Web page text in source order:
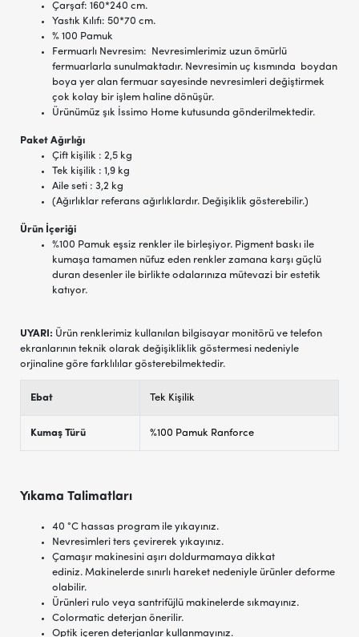
Çarşaf: 160*240 cm.
Yastık Kılıfı: 50*70 cm.
% 100 Pamuk
Fermuarlı Nevresim: Nevresimlerimiz uzun ömürlü
fermuarlarla sunulmaktadır. Nevresimin uç kısmında boydan
boya yer alan fermuar sayesinde nevresimleri değiştirmek
çok kolay bir işlem haline dönüşür.
Ürünümüz şık İssimo Home kutusunda gönderilmektedir.
Paket Ağırlığı
Çift kişilik : 2,5 kg
Tek kişilik : 1,9 kg
Aile seti : 3,2 kg
(Ağırlıklar referans ağırlıklardır. Değişiklik gösterebilir.)
Ürün İçeriği
%100 Pamuk eşsiz renkler ile birleşiyor. Pigment baskı ile
kumaşa tamamen nüfuz eden renkler zamana karşı güçlü
duran desenler ile birlikte odalarınıza mütevazi bir estetik
katıyor.
UYARI: Ürün renklerimiz kullanılan bilgisayar monitörü ve telefon
ekranlarının teknik olarak değişikliklik göstermesi nedeniyle
orjinaline göre farklılılar gösterebilmektedir.
Ebat Tek Kişilik
Kumaş Türü %100 Pamuk Ranforce
Yıkama Talimatları
40 °C hassas program ile yıkayınız.
Nevresimleri ters çevirerek yıkayınız.
Çamaşır makinesini aşırı doldurmamaya dikkat
ediniz. Makinelerde sınırlı hareket nedeniyle ürünler deforme
olabilir.
Ürünleri rulo veya santrifüjlü makinelerde sıkmayınız.
Colormatic deterjan önerilir.
Optik içeren deterjanlar kullanmayınız.